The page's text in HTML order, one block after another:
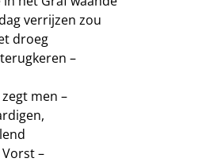
verrijzen zou
droeg
–
men –
–